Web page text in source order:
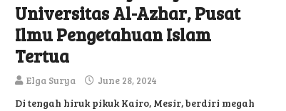
Universitas Al-Azhar, Pusat
Ilmu Pengetahuan Islam
Tertua
Elga Surya June 28, 2024
Di tengah hiruk pikuk Kairo, Mesir, berdiri megah